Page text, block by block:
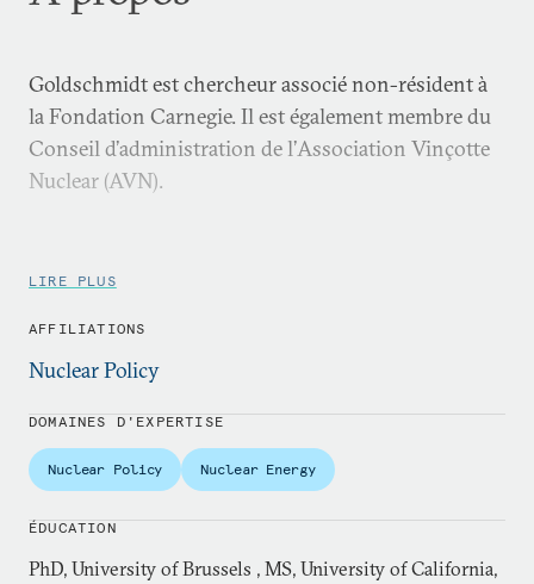
Goldschmidt est chercheur associé non-résident à
la Fondation Carnegie. Il est également membre du
Conseil d’administration de l’Association Vinçotte
Nuclear (AVN).
LIRE PLUS
AFFILIATIONS
Nuclear Policy
DOMAINES D'EXPERTISE
Nuclear Policy Nuclear Energy
ÉDUCATION
PhD, University of Brussels , MS, University of California,